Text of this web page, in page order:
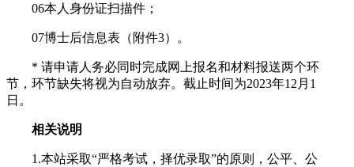
06本人身份证扫描件；
07博士后信息表（附件3）。
* 请申请人务必同时完成网上报名和材料报送两个环
节，环节缺失将视为自动放弃。截止时间为2023年12月1
日。
相关说明
1.本站采取“严格考试，择优录取”的原则，公平、公